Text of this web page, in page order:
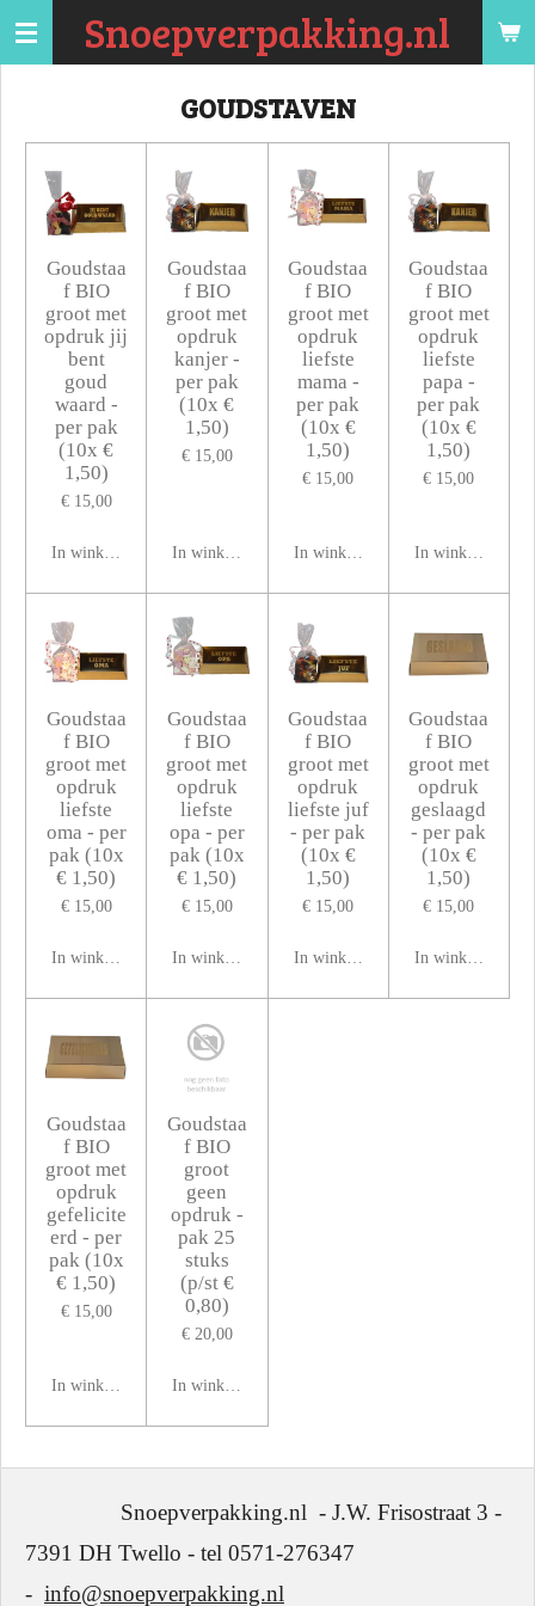
Ga
hoofdinhoud
Snoepverpakking.nl
GOUDSTAVEN
Goudstaa
f BIO
groot met
opdruk jij
bent
goud
waard -
per pak
(10x €
1,50)
€ 15,00
In winkelwagen
Goudstaa
f BIO
groot met
opdruk
kanjer -
per pak
(10x €
1,50)
€ 15,00
In winkelwagen
Goudstaa
f BIO
groot met
opdruk
liefste
mama -
per pak
(10x €
1,50)
€ 15,00
In winkelwagen
Goudstaa
f BIO
groot met
opdruk
liefste
papa -
per pak
(10x €
1,50)
€ 15,00
In winkelwagen
Goudstaa
f BIO
groot met
opdruk
liefste
oma - per
pak (10x
€ 1,50)
€ 15,00
In winkelwagen
Goudstaa
f BIO
groot met
opdruk
liefste
opa - per
pak (10x
€ 1,50)
€ 15,00
In winkelwagen
Goudstaa
f BIO
groot met
opdruk
liefste juf
- per pak
(10x €
1,50)
€ 15,00
In winkelwagen
Goudstaa
f BIO
groot met
opdruk
geslaagd
- per pak
(10x €
1,50)
€ 15,00
In winkelwagen
Goudstaa
f BIO
groot met
opdruk
gefelicite
erd - per
pak (10x
€ 1,50)
€ 15,00
In winkelwagen
Goudstaa
f BIO
groot
geen
opdruk -
pak 25
stuks
(p/st €
0,80)
€ 20,00
In winkelwagen
Snoepverpakking.nl - J.W. Frisostraat 3 -
7391 DH Twello - tel 0571-276347
- info@snoepverpakking.nl